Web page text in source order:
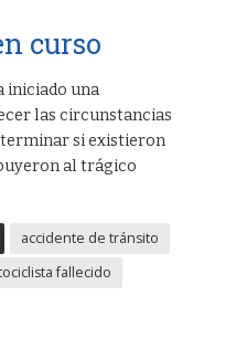
curso
iniciado una
las circunstancias
si existieron
al trágico
accidente de tránsito
fallecido